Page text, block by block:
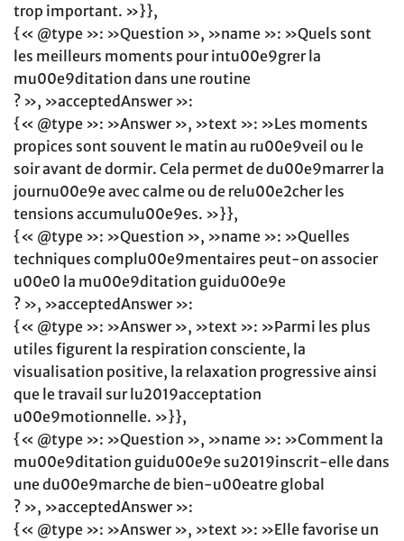
trop important. »}},
{« @type »: »Question », »name »: »Quels sont
les meilleurs moments pour intu00e9grer la
mu00e9ditation dans une routine
? », »acceptedAnswer »:
{« @type »: »Answer », »text »: »Les moments
propices sont souvent le matin au ru00e9veil ou le
soir avant de dormir. Cela permet de du00e9marrer la
journu00e9e avec calme ou de relu00e2cher les
tensions accumulu00e9es. »}},
{« @type »: »Question », »name »: »Quelles
techniques complu00e9mentaires peut-on associer
u00e0 la mu00e9ditation guidu00e9e
? », »acceptedAnswer »:
{« @type »: »Answer », »text »: »Parmi les plus
utiles figurent la respiration consciente, la
visualisation positive, la relaxation progressive ainsi
que le travail sur lu2019acceptation
u00e9motionnelle. »}},
{« @type »: »Question », »name »: »Comment la
mu00e9ditation guidu00e9e su2019inscrit-elle dans
une du00e9marche de bien-u00eatre global
? », »acceptedAnswer »:
{« @type »: »Answer », »text »: »Elle favorise un